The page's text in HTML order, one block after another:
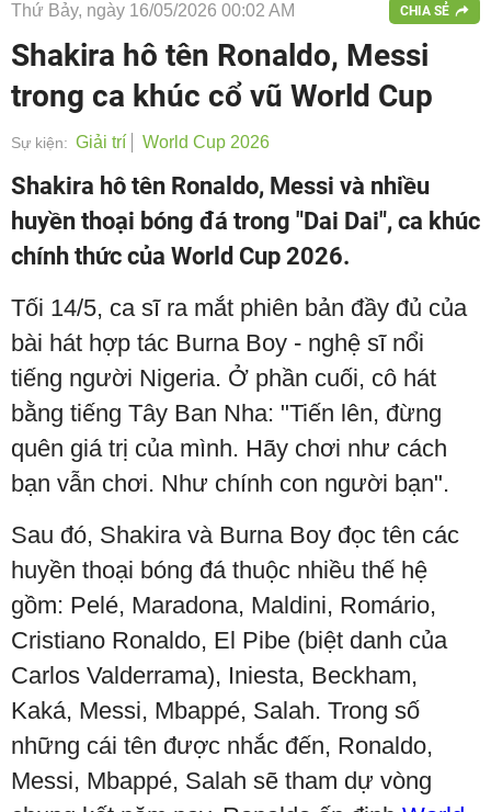
Thứ Bảy, ngày 16/05/2026 00:02 AM CHIA SẺ
Shakira hô tên Ronaldo, Messi
trong ca khúc cổ vũ World Cup
Sự kiện: Giải trí World Cup 2026
Shakira hô tên Ronaldo, Messi và nhiều
huyền thoại bóng đá trong "Dai Dai", ca khúc
chính thức của World Cup 2026.
Tối 14/5, ca sĩ ra mắt phiên bản đầy đủ của
bài hát hợp tác Burna Boy - nghệ sĩ nổi
tiếng người Nigeria. Ở phần cuối, cô hát
bằng tiếng Tây Ban Nha: "Tiến lên, đừng
quên giá trị của mình. Hãy chơi như cách
bạn vẫn chơi. Như chính con người bạn".
Sau đó, Shakira và Burna Boy đọc tên các
huyền thoại bóng đá thuộc nhiều thế hệ
gồm: Pelé, Maradona, Maldini, Romário,
Cristiano Ronaldo, El Pibe (biệt danh của
Carlos Valderrama), Iniesta, Beckham,
Kaká, Messi, Mbappé, Salah. Trong số
những cái tên được nhắc đến, Ronaldo,
Messi, Mbappé, Salah sẽ tham dự vòng